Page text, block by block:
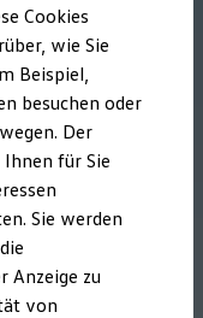
Cookies
wie Sie
Beispiel,
besuchen oder
Der
für Sie
Sie werden
Anzeige zu
von